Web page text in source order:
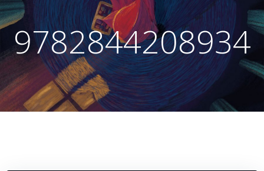
9782844208934